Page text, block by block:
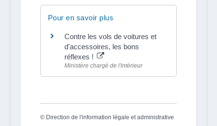
Pour en savoir plus
Contre les vols de voitures et
d'accessoires, les bons
réflexes !
Ministère chargé de l'intérieur
© Direction de l'information légale et administrative